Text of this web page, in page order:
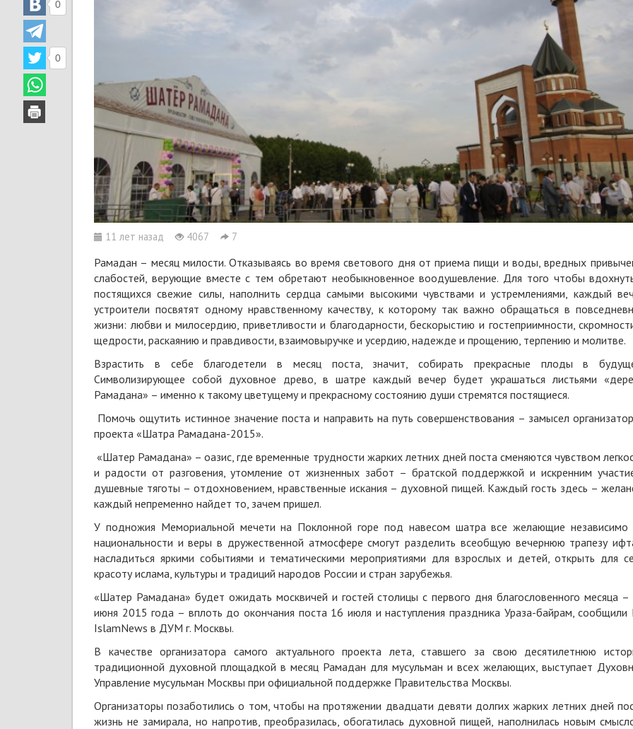
11 лет назад 4067 7
0
0
Рамадан – месяц милости. Отказываясь во время светового дня от приема пищи и воды, вредных
слабостей, верующие вместе с тем обретают необыкновенное воодушевление. Для того чтобы
постящихся свежие силы, наполнить сердца самыми высокими чувствами и устремлениями, каждый
устроители посвятят одному нравственному качеству, к которому так важно обращаться в
жизни: любви и милосердию, приветливости и благодарности, бескорыстию и гостеприимности,
щедрости, раскаянию и правдивости, взаимовыручке и усердию, надежде и прощению, терпению и молитве.
Взрастить в себе благодетели в месяц поста, значит, собирать прекрасные плоды в
Символизирующее собой духовное древо, в шатре каждый вечер будет украшаться листьями
Рамадана» – именно к такому цветущему и прекрасному состоянию души стремятся постящиеся.
Помочь ощутить истинное значение поста и направить на путь совершенствования – замысел
проекта «Шатра Рамадана-2015».
«Шатер Рамадана» – оазис, где временные трудности жарких летних дней поста сменяются чувством
и радости от разговения, утомление от жизненных забот – братской поддержкой и искренним
душевные тяготы – отдохновением, нравственные искания – духовной пищей. Каждый гость здесь –
каждый непременно найдет то, зачем пришел.
У подножия Мемориальной мечети на Поклонной горе под навесом шатра все желающие независимо
национальности и веры в дружественной атмосфере смогут разделить всеобщую вечернюю трапезу
насладиться яркими событиями и тематическими мероприятиями для взрослых и детей, открыть для
красоту ислама, культуры и традиций народов России и стран зарубежья.
«Шатер Рамадана» будет ожидать москвичей и гостей столицы с первого дня благословенного месяца –
июня 2015 года – вплоть до окончания поста 16 июля и наступления праздника Ураза-байрам,
IslamNews в ДУМ г. Москвы.
В качестве организатора самого актуального проекта лета, ставшего за свою десятилетнюю
традиционной духовной площадкой в месяц Рамадан для мусульман и всех желающих, выступает
Управление мусульман Москвы при официальной поддержке Правительства Москвы.
Организаторы позаботились о том, чтобы на протяжении двадцати девяти долгих жарких летних дней
жизнь не замирала, но напротив, преобразилась, обогатилась духовной пищей, наполнилась новым